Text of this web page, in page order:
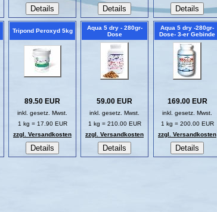
Tripond Peroxyd 5kg
89.50 EUR
inkl. gesetz. Mwst.
1 kg = 17.90 EUR
zzgl. Versandkosten
Aqua 5 dry - 280gr-
Dose
59.00 EUR
inkl. gesetz. Mwst.
1 kg = 210.00 EUR
zzgl. Versandkosten
Aqua 5 dry -280gr-
Dose- 3-er Gebinde
169.00 EUR
inkl. gesetz. Mwst.
1 kg = 200.00 EUR
zzgl. Versandkosten